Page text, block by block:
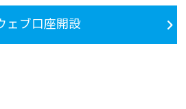
ェブ口座開設